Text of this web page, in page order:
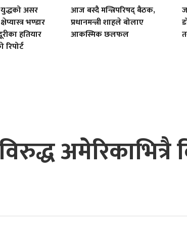
असर
भण्डार
हतियार
आज बस्दै मन्त्रिपरिषद् बैठक,
प्रधानमन्त्री शाहले बोलाए
आकस्मिक छलफल
अमेरिकाभित्रै